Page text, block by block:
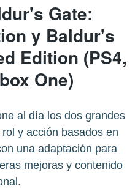
Gate:
y Baldur's
Edition (PS4,
One)
al día los dos grandes
y acción basados en
una adaptación para
mejoras y contenido